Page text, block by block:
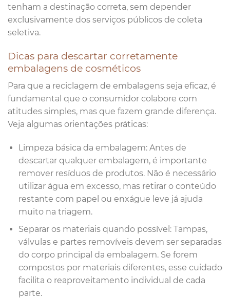
tenham a destinação correta, sem depender
exclusivamente dos serviços públicos de coleta
seletiva.
Dicas para descartar corretamente
embalagens de cosméticos
Para que a reciclagem de embalagens seja eficaz, é
fundamental que o consumidor colabore com
atitudes simples, mas que fazem grande diferença.
Veja algumas orientações práticas:
Limpeza básica da embalagem: Antes de
descartar qualquer embalagem, é importante
remover resíduos de produtos. Não é necessário
utilizar água em excesso, mas retirar o conteúdo
restante com papel ou enxágue leve já ajuda
muito na triagem.
Separar os materiais quando possível: Tampas,
válvulas e partes removíveis devem ser separadas
do corpo principal da embalagem. Se forem
compostos por materiais diferentes, esse cuidado
facilita o reaproveitamento individual de cada
parte.